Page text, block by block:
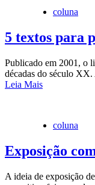
coluna
5 textos para
Publicado em 2001, o
décadas do século
Leia Mais
coluna
Exposição
A ideia de exposição